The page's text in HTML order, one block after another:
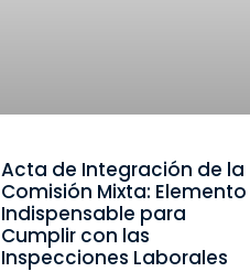
Acta de Integración de la
Comisión Mixta: Elemento
Indispensable para
Cumplir con las
Inspecciones Laborales